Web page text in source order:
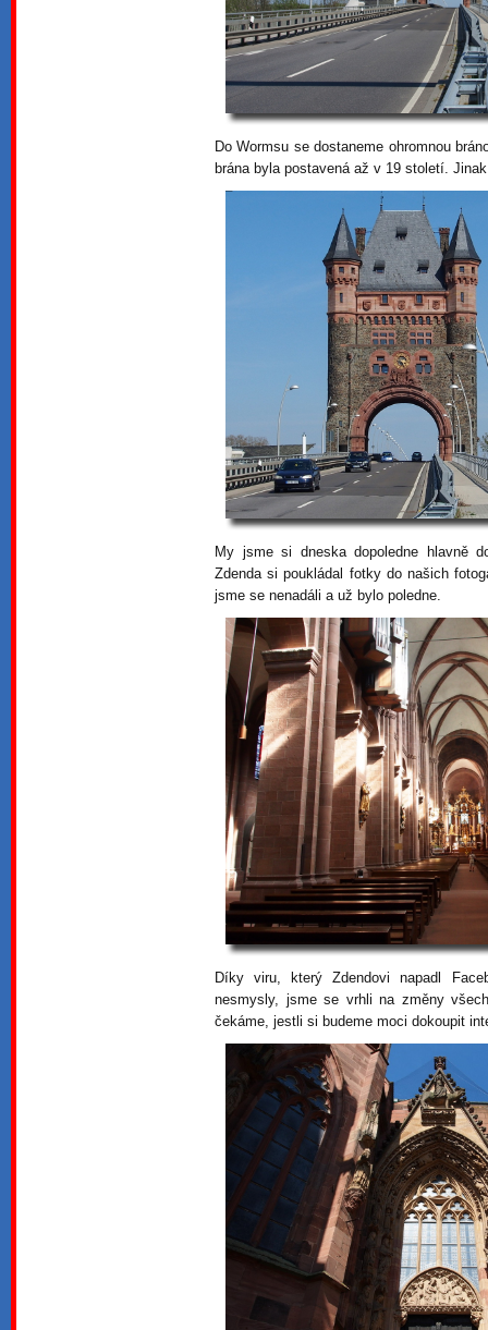
Do Wormsu se dostaneme ohromnou
brána byla postavená až v 19 století.
My jsme si dneska dopoledne hlavně
Zdenda si poukládal fotky do našich
jsme se nenadáli a už bylo poledne.
Díky viru, který Zdendovi napadl
nesmysly, jsme se vrhli na změny
čekáme, jestli si budeme moci dokoupit